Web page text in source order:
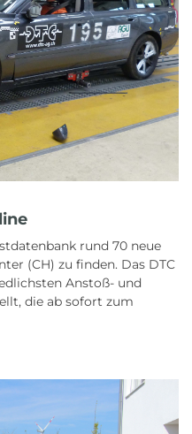
rund 70 neue
(CH) zu finden. Das DTC
Anstoß- und
die ab sofort zum